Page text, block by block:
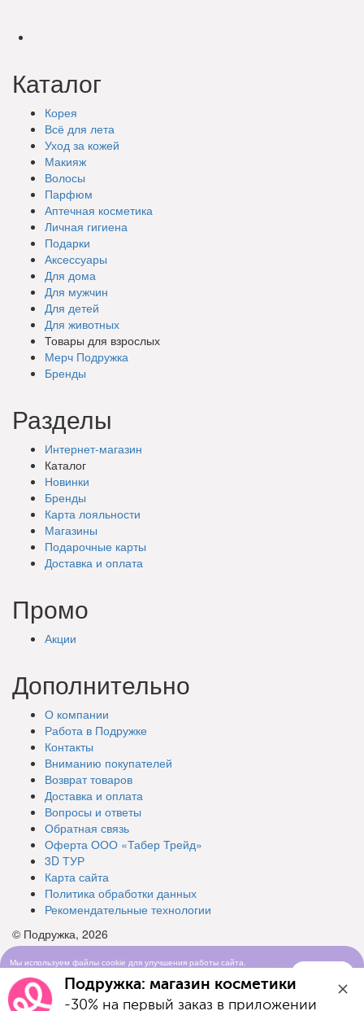
Каталог
Корея
Всё для лета
Уход за кожей
Макияж
Волосы
Парфюм
Аптечная косметика
Личная гигиена
Подарки
Аксессуары
Для дома
Для мужчин
Для детей
Для животных
Товары для взрослых
Мерч Подружка
Бренды
Разделы
Интернет-магазин
Каталог
Новинки
Бренды
Карта лояльности
Магазины
Подарочные карты
Доставка и оплата
Промо
Акции
Дополнительно
О компании
Работа в Подружке
Контакты
Вниманию покупателей
Возврат товаров
Доставка и оплата
Вопросы и ответы
Обратная связь
Оферта ООО «Табер Трейд»
3D ТУР
Карта сайта
Политика обработки данных
Рекомендательные технологии
© Подружка, 2026
Мы используем файлы cookie для улучшения работы сайта.
использования cookie-файловПодружка: магазин косметики
-30% на первый заказ в приложении